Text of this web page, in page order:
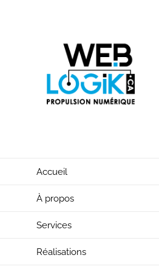
Accueil
À propos
Services
Réalisations